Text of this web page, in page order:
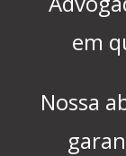
em
Nossa